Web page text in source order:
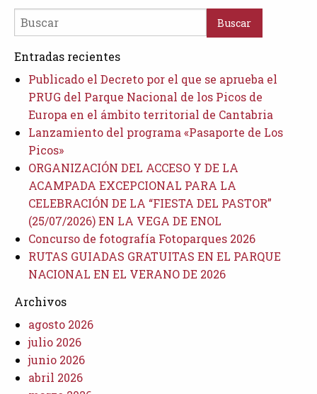
Buscar
Entradas recientes
Publicado el Decreto por el que se aprueba el
PRUG del Parque Nacional de los Picos de
Europa en el ámbito territorial de Cantabria
Lanzamiento del programa «Pasaporte de Los
Picos»
ORGANIZACIÓN DEL ACCESO Y DE LA
ACAMPADA EXCEPCIONAL PARA LA
CELEBRACIÓN DE LA “FIESTA DEL PASTOR”
(25/07/2026) EN LA VEGA DE ENOL
Concurso de fotografía Fotoparques 2026
RUTAS GUIADAS GRATUITAS EN EL PARQUE
NACIONAL EN EL VERANO DE 2026
Archivos
agosto 2026
julio 2026
junio 2026
abril 2026